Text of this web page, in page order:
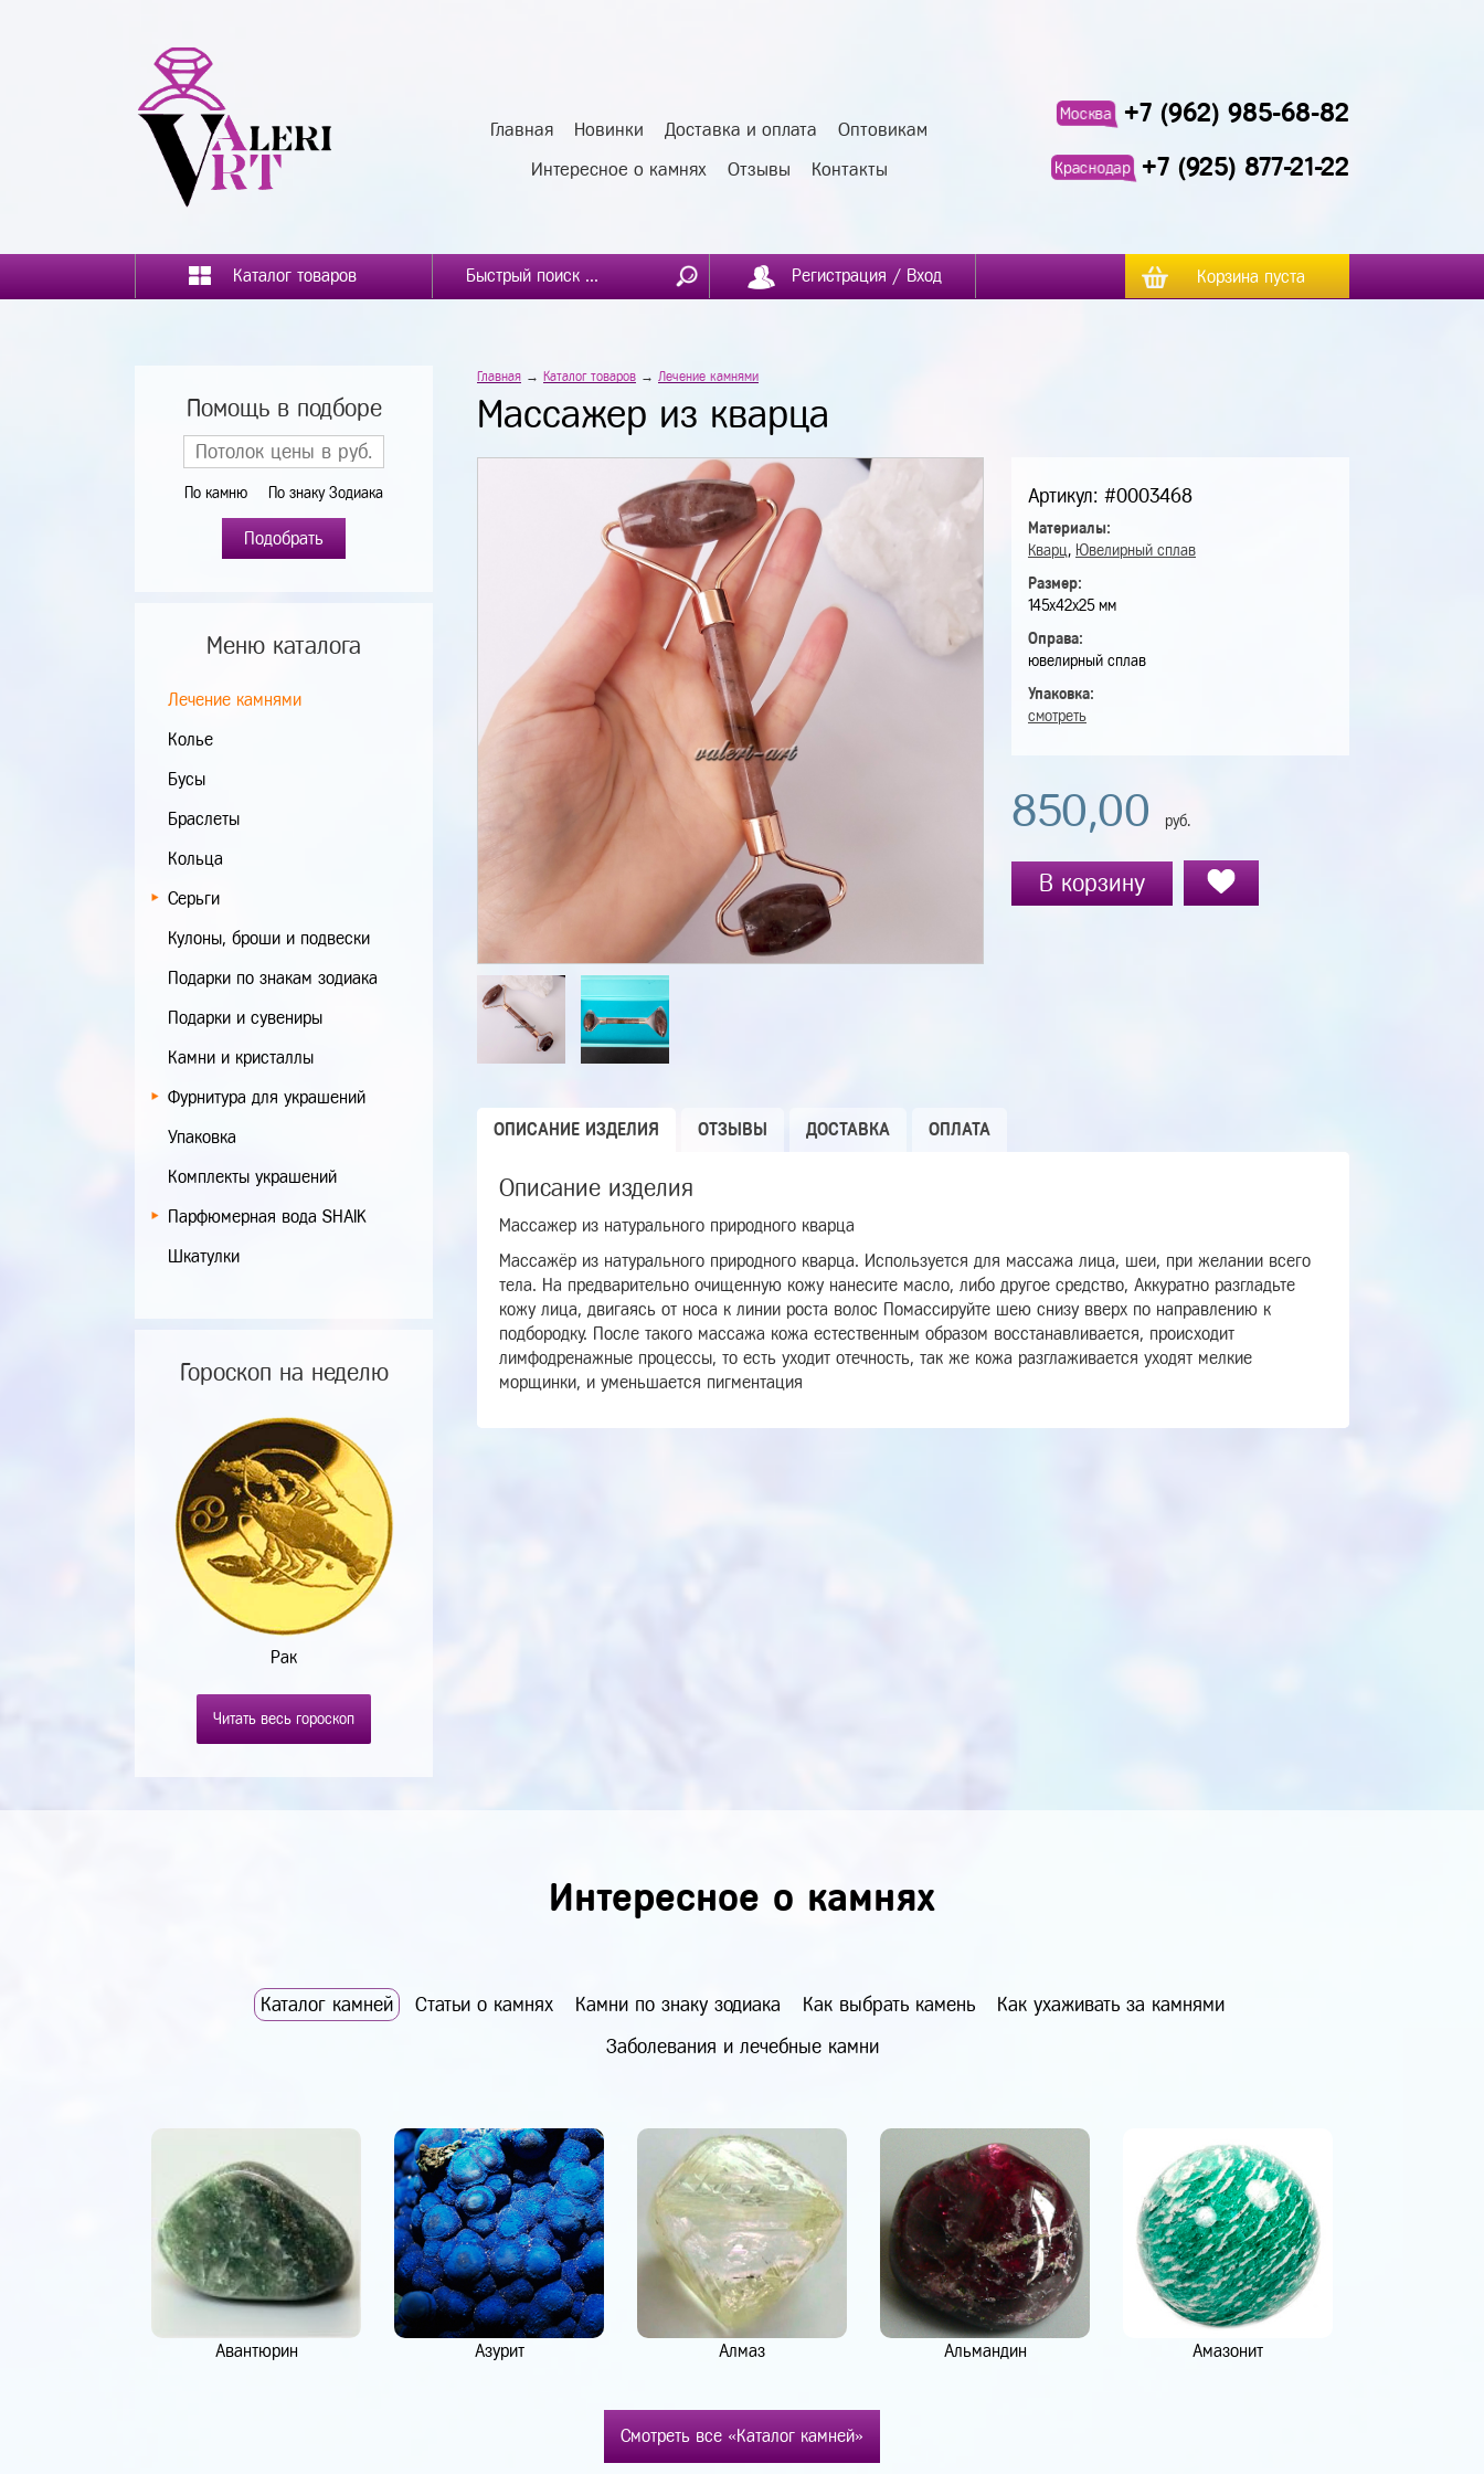
Главная Новинки Доставка и оплата Оптовикам
Интересное о камнях Отзывы Контакты
Москва +7 (962) 985-68-82
Краснодар +7 (925) 877-21-22
Каталог товаров Регистрация / Вход Корзина пуста
Помощь в подборе
По камню По знаку Зодиака
Подобрать
Меню каталога
Лечение камнями
Колье
Бусы
Браслеты
Кольца
Серьги
Кулоны, броши и подвески
Подарки по знакам зодиака
Подарки и сувениры
Камни и кристаллы
Фурнитура для украшений
Упаковка
Комплекты украшений
Парфюмерная вода SHAIK
Шкатулки
Гороскоп на неделю
Рак
Читать весь гороскоп
Главная → Каталог товаров → Лечение камнями
Массажер из кварца
Артикул: #0003468
Материалы:
Кварц, Ювелирный сплав
Размер:
145х42х25 мм
Оправа:
ювелирный сплав
Упаковка:
смотреть
850,00 руб.
В корзину
ОПИСАНИЕ ИЗДЕЛИЯ ОТЗЫВЫ ДОСТАВКА ОПЛАТА
Описание изделия
Массажер из натурального природного кварца
Массажёр из натурального природного кварца. Используется для массажа лица, шеи, при желании всего
тела. На предварительно очищенную кожу нанесите масло, либо другое средство, Аккуратно разгладьте
кожу лица, двигаясь от носа к линии роста волос Помассируйте шею снизу вверх по направлению к
подбородку. После такого массажа кожа естественным образом восстанавливается, происходит
лимфодренажные процессы, то есть уходит отечность, так же кожа разглаживается уходят мелкие
морщинки, и уменьшается пигментация
Интересное о камнях
Каталог камней Статьи о камнях Камни по знаку зодиака Как выбрать камень Как ухаживать за камнями
Заболевания и лечебные камни
Авантюрин Азурит Алмаз Альмандин Амазонит
Смотреть все «Каталог камней»